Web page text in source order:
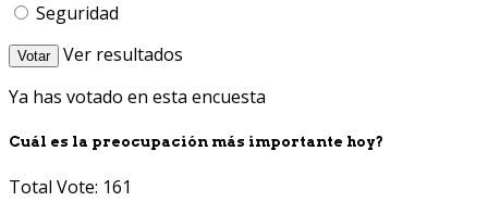
Seguridad
Votar
Ver resultados
Ya has votado en esta encuesta
Cuál es la preocupación más importante hoy?
Total Vote: 161